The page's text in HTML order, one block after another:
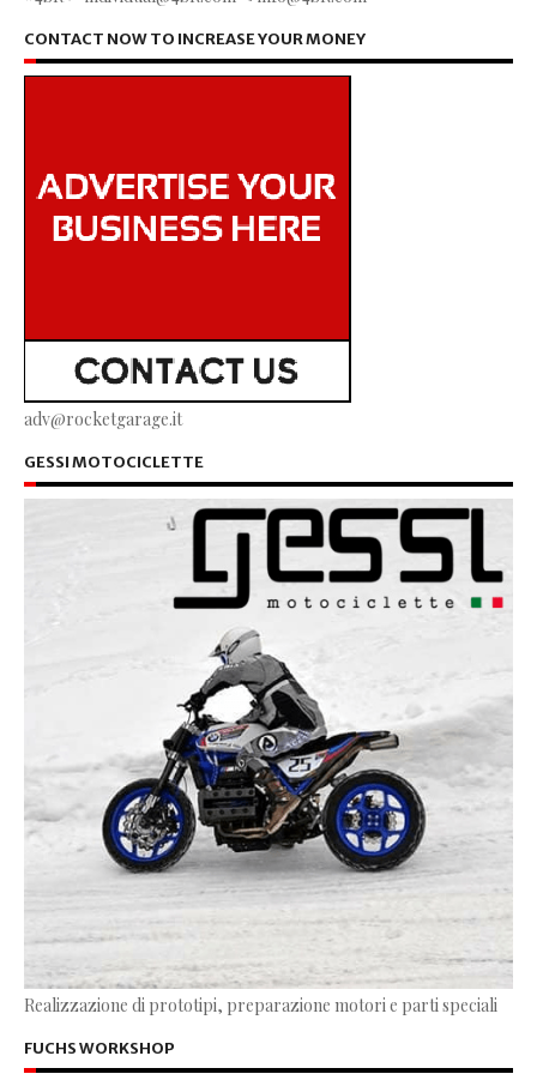
CONTACT NOW TO INCREASE YOUR MONEY
adv@rocketgarage.it
GESSI MOTOCICLETTE
Realizzazione di prototipi, preparazione motori e parti speciali
FUCHS WORKSHOP